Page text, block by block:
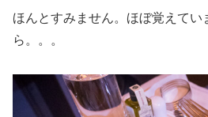
ほんとすみません。ほぼ覚えてい
ら。。。